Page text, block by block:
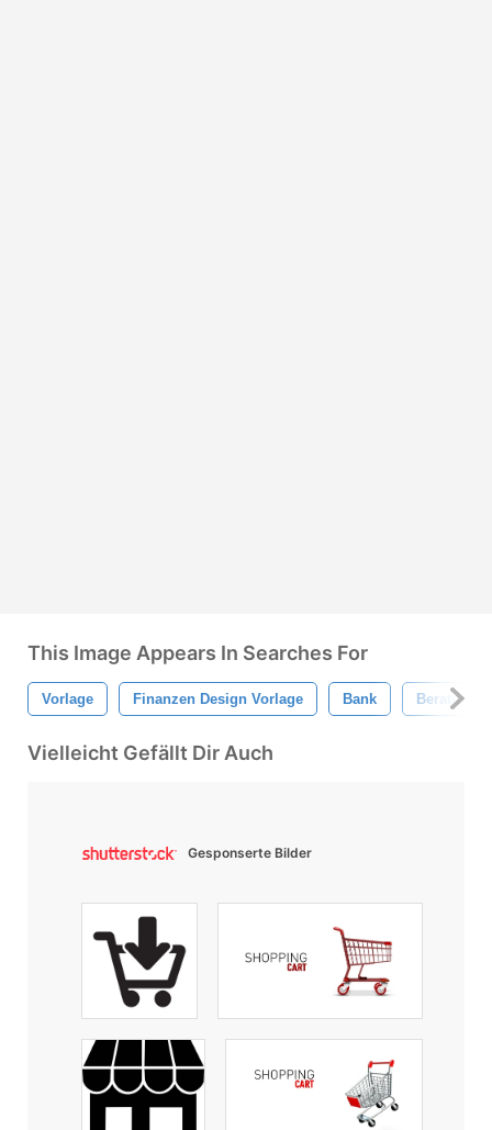
This Image Appears In Searches For
Vorlage Finanzen Design Vorlage Bank Beratung
Vielleicht Gefällt Dir Auch
Gesponserte Bilder